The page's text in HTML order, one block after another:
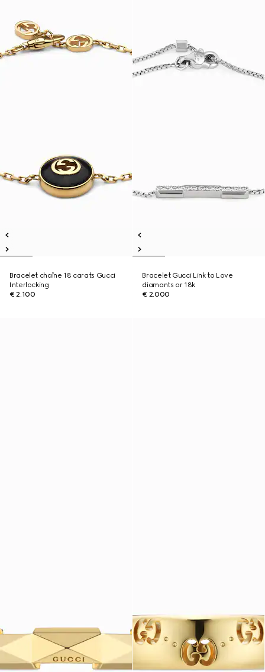
Bracelet chaîne 18 carats Gucci
Interlocking
€ 2.100
Bracelet Gucci Link to Love
diamants or 18k
€ 2.000